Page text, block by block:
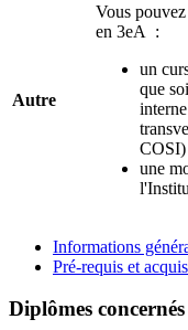
Autre
Vous
en 3eA :
un
que
COSI)
une
Informations
Pré-requis et
Diplômes concernés